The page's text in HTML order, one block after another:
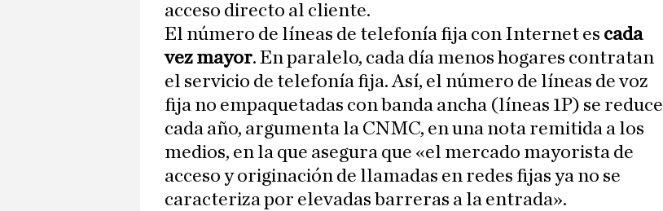
acceso directo al cliente.
El número de líneas de telefonía fija con Internet es cada
vez mayor. En paralelo, cada día menos hogares contratan
el servicio de telefonía fija. Así, el número de líneas de voz
fija no empaquetadas con banda ancha (líneas 1P) se reduce
cada año, argumenta la CNMC, en una nota remitida a los
medios, en la que asegura que «el mercado mayorista de
acceso y originación de llamadas en redes fijas ya no se
caracteriza por elevadas barreras a la entrada».